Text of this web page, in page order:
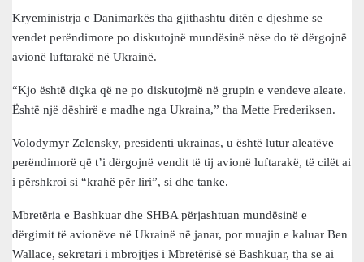
Kryeministrja e Danimarkës tha gjithashtu ditën e djeshme se
vendet perëndimore po diskutojnë mundësinë nëse do të dërgojnë
avionë luftarakë në Ukrainë.
“Kjo është diçka që ne po diskutojmë në grupin e vendeve aleate.
Është një dëshirë e madhe nga Ukraina,” tha Mette Frederiksen.
Volodymyr Zelensky, presidenti ukrainas, u është lutur aleatëve
perëndimorë që t’i dërgojnë vendit të tij avionë luftarakë, të cilët ai
i përshkroi si “krahë për liri”, si dhe tanke.
Mbretëria e Bashkuar dhe SHBA përjashtuan mundësinë e
dërgimit të avionëve në Ukrainë në janar, por muajin e kaluar Ben
Wallace, sekretari i mbrojtjes i Mbretërisë së Bashkuar, tha se ai